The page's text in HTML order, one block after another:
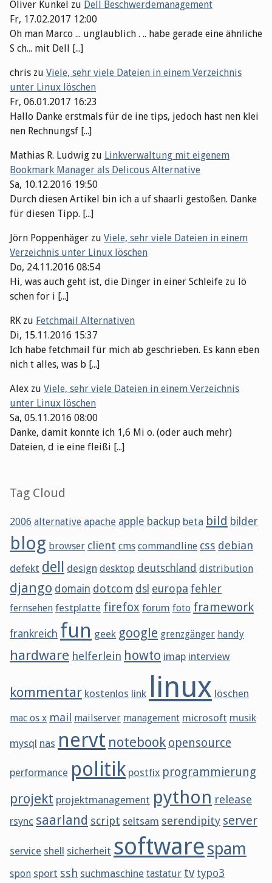
Oliver Kunkel zu Dell Beschwerdemanagement
Fr, 17.02.2017 12:00
Oh man Marco ... unglaublich . .. habe gerade eine ähnliche
S ch... mit Dell [...]
chris zu Viele, sehr viele Dateien in einem Verzeichnis
unter Linux löschen
Fr, 06.01.2017 16:23
Hallo Danke erstmals für de ine tips, jedoch hast nen klei
nen Rechnungsf [...]
Mathias R. Ludwig zu Linkverwaltung mit eigenem
Bookmark Manager als Delicous Alternative
Sa, 10.12.2016 19:50
Durch diesen Artikel bin ich a uf shaarli gestoßen. Danke
für diesen Tipp. [...]
Jörn Poppenhäger zu Viele, sehr viele Dateien in einem
Verzeichnis unter Linux löschen
Do, 24.11.2016 08:54
Hi, was auch geht ist, die Dinger in einer Schleife zu lö
schen for i [...]
RKzu Fetchmail Alternativen
Di, 15.11.2016 15:37
Ich habe fetchmail für mich ab geschrieben. Es kann eben
nich t alles, was b [...]
Alex zu Viele, sehr viele Dateien in einem Verzeichnis
unter Linux löschen
Sa, 05.11.2016 08:00
Danke, damit konnte ich 1,6 Mi o. (oder auch mehr)
Dateien, d ie eine fleißi [...]
Tag Cloud
2006 alternative apache apple backup beta bild bilder
blog browser client cms commandline css debian
defekt dell design desktop deutschland distribution
django domain dotcom dsl europa fehler
fernsehen festplatte firefox forum foto framework
frankreich fun geek google grenzgänger handy
hardware helferlein howto imap interview
kommentar kostenlos link linux löschen
mac os x mail mailserver management microsoft musik
mysql nas nervt notebook opensource
performance politik postfix programmierung
projekt projektmanagement python release
rsync saarland script seltsam serendipity server
service shell sicherheit softwarespam
spon sport ssh suchmaschine tastatur tv typo3